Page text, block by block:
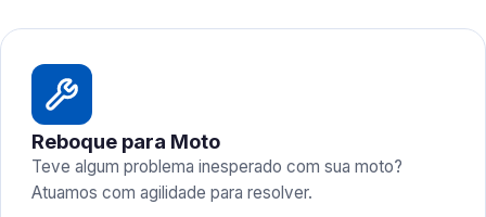
Reboque para Moto
Teve algum problema inesperado com sua moto?
Atuamos com agilidade para resolver.